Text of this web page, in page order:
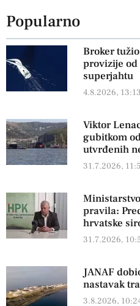
Popularno
Broker
provizije od
superjahtu
4.8.2026, 13:13
Viktor
gubitkom
utvrđenih
31.7.2026,
pravila:
hrvatske
31.7.2026,
JANAF
nastavak
3.8.2026,